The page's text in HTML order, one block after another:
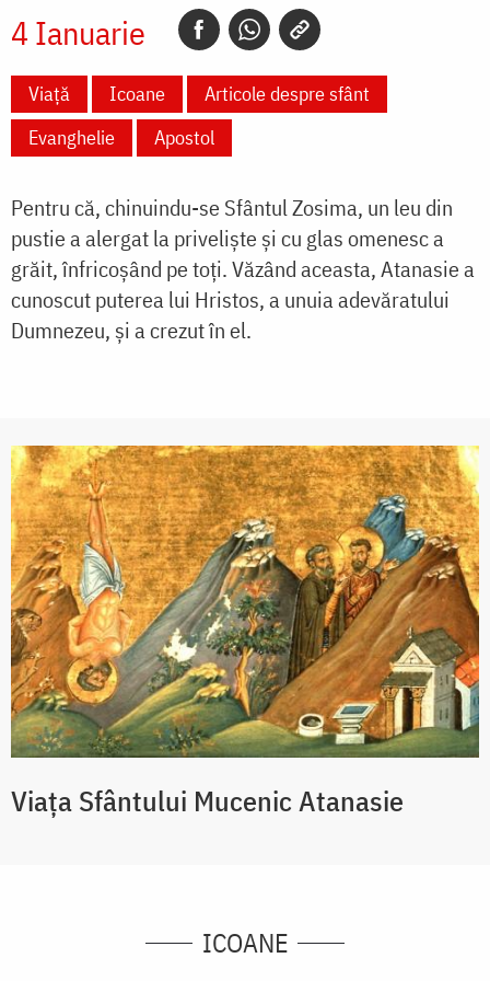
4 Ianuarie
Viață Icoane
Articole despre sfânt
Evanghelie
Apostol
Pentru că, chinuindu-se Sfântul Zosima, un leu din
pustie a alergat la privelişte şi cu glas omenesc a
grăit, înfricoşând pe toţi. Văzând aceasta, Atanasie a
cunoscut puterea lui Hristos, a unuia adevăratului
Dumnezeu, şi a crezut în el.
Viaţa Sfântului Mucenic Atanasie
ICOANE